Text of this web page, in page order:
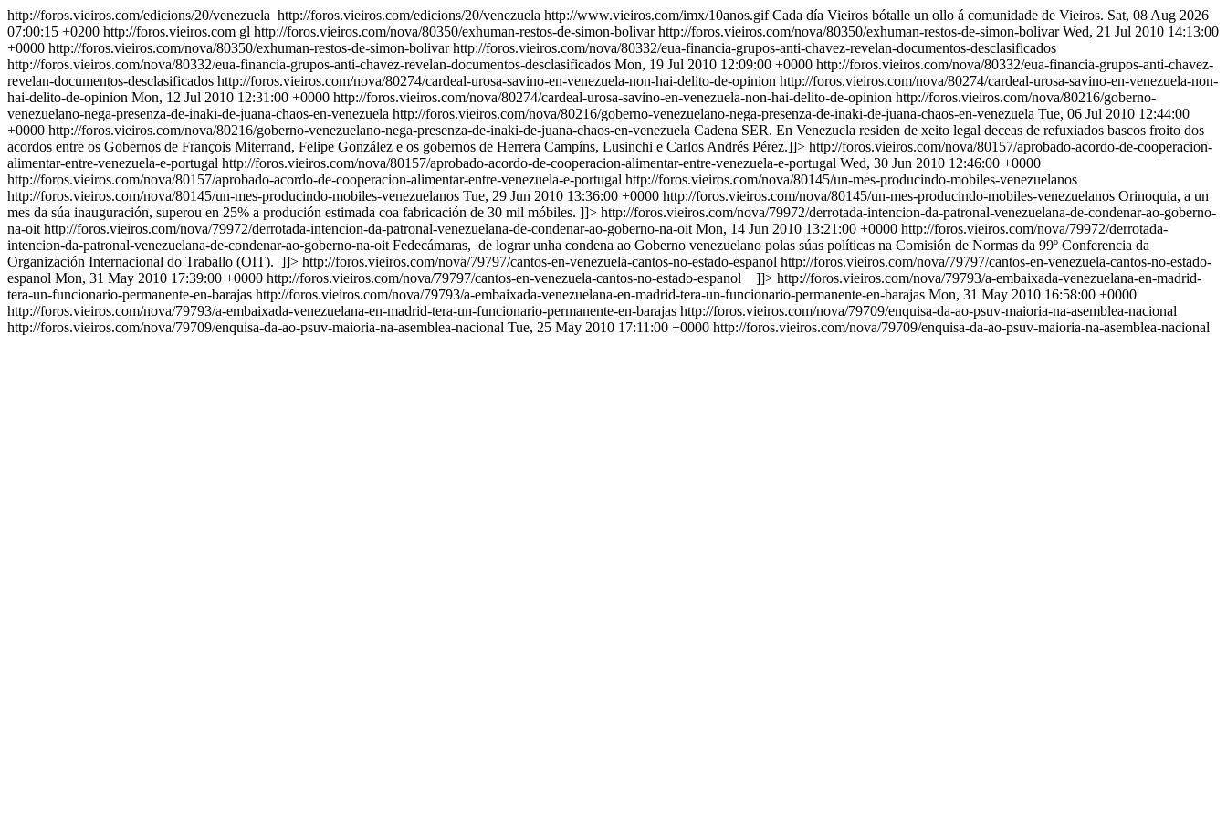
http://foros.vieiros.com/edicions/20/venezuela http://foros.vieiros.com/edicions/20/venezuela http://www.vieiros.com/imx/10anos.gif Cada día Vieiros bótalle un ollo á comunidade de Vieiros. Sat, 08 Aug 2026
07:00:15 +0200 http://foros.vieiros.com gl http://foros.vieiros.com/nova/80350/exhuman-restos-de-simon-bolivarhttp://foros.vieiros.com/nova/80350/exhuman-restos-de-simon-bolivar Wed, 21 Jul 2010 14:13:00
+0000 http://foros.vieiros.com/nova/80350/exhuman-restos-de-simon-bolivar http://foros.vieiros.com/nova/80332/eua-financia-grupos-anti-chavez-revelan-documentos-desclasificados
http://foros.vieiros.com/nova/80332/eua-financia-grupos-anti-chavez-revelan-documentos-desclasificados Mon, 19 Jul 2010 12:09:00 +0000 http://foros.vieiros.com/nova/80332/eua-financia-grupos-anti-chavez-
revelan-documentos-desclasificados http://foros.vieiros.com/nova/80274/cardeal-urosa-savino-en-venezuela-non-hai-delito-de-opinion http://foros.vieiros.com/nova/80274/cardeal-urosa-savino-en-venezuela-non-
hai-delito-de-opinion Mon, 12 Jul 2010 12:31:00 +0000 http://foros.vieiros.com/nova/80274/cardeal-urosa-savino-en-venezuela-non-hai-delito-de-opinion http://foros.vieiros.com/nova/80216/goberno-
venezuelano-nega-presenza-de-inaki-de-juana-chaos-en-venezuela http://foros.vieiros.com/nova/80216/goberno-venezuelano-nega-presenza-de-inaki-de-juana-chaos-en-venezuela Tue, 06 Jul 2010 12:44:00
+0000 http://foros.vieiros.com/nova/80216/goberno-venezuelano-nega-presenza-de-inaki-de-juana-chaos-en-venezuela Cadena SER. En Venezuela residen de xeito legal deceas de refuxiados bascos froito dos
acordos entre os Gobernos de François Miterrand, Felipe González e os gobernos de Herrera Campíns, Lusinchi e Carlos Andrés Pérez.]]> http://foros.vieiros.com/nova/80157/aprobado-acordo-de-cooperacion-
alimentar-entre-venezuela-e-portugal http://foros.vieiros.com/nova/80157/aprobado-acordo-de-cooperacion-alimentar-entre-venezuela-e-portugal Wed, 30 Jun 2010 12:46:00 +0000
http://foros.vieiros.com/nova/80157/aprobado-acordo-de-cooperacion-alimentar-entre-venezuela-e-portugal http://foros.vieiros.com/nova/80145/un-mes-producindo-mobiles-venezuelanos
http://foros.vieiros.com/nova/80145/un-mes-producindo-mobiles-venezuelanos Tue, 29 Jun 2010 13:36:00 +0000 http://foros.vieiros.com/nova/80145/un-mes-producindo-mobiles-venezuelanos Orinoquia, a un
mes da súa inauguración, superou en 25% a produción estimada coa fabricación de 30 mil móbiles. ]]> http://foros.vieiros.com/nova/79972/derrotada-intencion-da-patronal-venezuelana-de-condenar-ao-goberno-
na-oit http://foros.vieiros.com/nova/79972/derrotada-intencion-da-patronal-venezuelana-de-condenar-ao-goberno-na-oit Mon, 14 Jun 2010 13:21:00 +0000 http://foros.vieiros.com/nova/79972/derrotada-
intencion-da-patronal-venezuelana-de-condenar-ao-goberno-na-oit Fedecámaras, de lograr unha condena ao Goberno venezuelano polas súas políticas na Comisión de Normas da 99º Conferencia da
Organización Internacional do Traballo (OIT). ]]> http://foros.vieiros.com/nova/79797/cantos-en-venezuela-cantos-no-estado-espanol http://foros.vieiros.com/nova/79797/cantos-en-venezuela-cantos-no-estado-
espanol Mon, 31 May 2010 17:39:00 +0000 http://foros.vieiros.com/nova/79797/cantos-en-venezuela-cantos-no-estado-espanol ]]> http://foros.vieiros.com/nova/79793/a-embaixada-venezuelana-en-madrid-
tera-un-funcionario-permanente-en-barajas http://foros.vieiros.com/nova/79793/a-embaixada-venezuelana-en-madrid-tera-un-funcionario-permanente-en-barajas Mon, 31 May 2010 16:58:00 +0000
http://foros.vieiros.com/nova/79793/a-embaixada-venezuelana-en-madrid-tera-un-funcionario-permanente-en-barajas http://foros.vieiros.com/nova/79709/enquisa-da-ao-psuv-maioria-na-asemblea-nacional
http://foros.vieiros.com/nova/79709/enquisa-da-ao-psuv-maioria-na-asemblea-nacional Tue, 25 May 2010 17:11:00 +0000 http://foros.vieiros.com/nova/79709/enquisa-da-ao-psuv-maioria-na-asemblea-nacional